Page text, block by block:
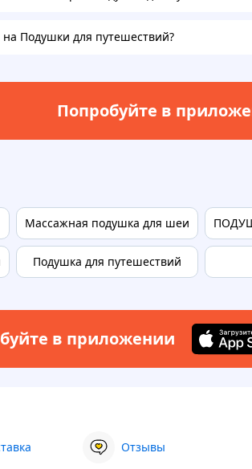
на Подушки для путешествий?
Попробуйте в
Массажная подушка для шеи
Подушка для путешествий
в приложении
Отзывы